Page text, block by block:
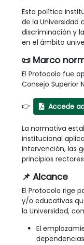
Esta política
de la Universidad
discriminación y
en el ámbito
📜 Marco
El Protocolo fue
Consejo Superior
👉 Accede
La normativa
institucional
intervención, las
principios
📌 Alcance
El Protocolo rige
y/o educativas
la Universidad,
El